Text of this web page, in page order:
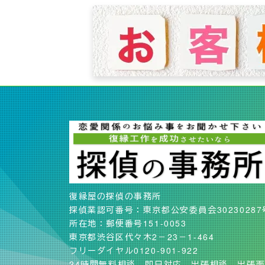
復縁屋の探偵の事務所
探偵業認可番号：東京都公安委員会30230287
所在地：郵便番号151-0053
東京都渋谷区代々木2－23－1-464
フリーダイヤル0120-901-922